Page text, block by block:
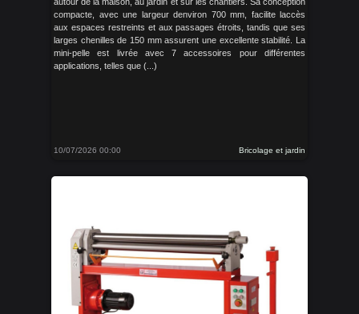
compacte, avec une largeur denviron 700 mm, facilite laccès
aux espaces restreints et aux passages étroits, tandis que ses
larges chenilles de 150 mm assurent une excellente stabilité. La
mini-pelle est livrée avec 7 accessoires pour différentes
applications, telles que (...)
10/07/2026 00:00 Bricolage et jardin